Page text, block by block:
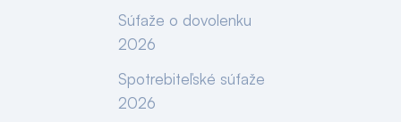
Súťaže o dovolenku
2026
Spotrebiteľské súťaže
2026